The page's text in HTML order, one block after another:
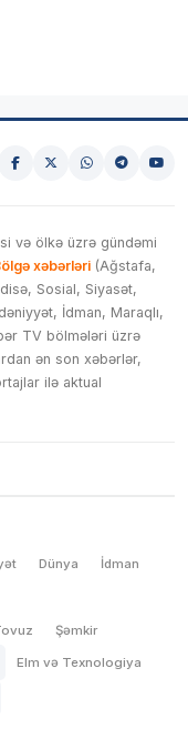
və ölkə üzrə gündəmi
xəbərləri (Ağstafa,
Sosial, Siyasət,
İdman, Maraqlı,
TV bölmələri üzrə
ən son xəbərlər,
ilə aktual
Dünya İdman
Şəmkir
Elm və Texnologiya